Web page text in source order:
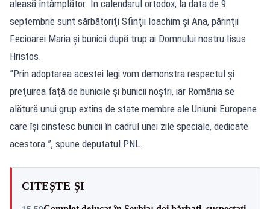
aleasă întâmplător. În calendarul ortodox, la data de 9
septembrie sunt sărbătoriţi Sfinţii Ioachim şi Ana, părinţii
Fecioarei Maria şi bunicii după trup ai Domnului nostru Iisus
Hristos.
”Prin adoptarea acestei legi vom demonstra respectul şi
preţuirea faţă de bunicile şi bunicii noştri, iar România se
alătură unui grup extins de state membre ale Uniunii Europene
care îşi cinstesc bunicii în cadrul unei zile speciale, dedicate
acestora.”, spune deputatul PNL.
CITEȘTE ȘI